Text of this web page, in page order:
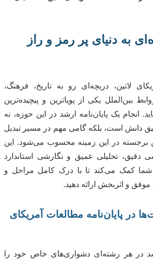
به دنیای پر رمز و راز
لاتین، دریچه‌ای رو به تاریخ، فرهنگ،
بین‌الملل یکی از پویاترین و پیچیده‌ترین
انجام یک پایان‌نامه ارشد در این حوزه، نه
دانش است، بلکه گامی مهم در مسیر تبدیل
در این زمینه محسوب می‌شود. این
دقیق، تحلیلی عمیق و نگارشی استاندارد
شما کمک می‌کند تا با درک کامل مراحل و
موفق و اثربخش ارائه دهید.
در پایان‌نامه مطالعات آمریکای
در هر رشته‌ای دشواری‌های خاص خود را